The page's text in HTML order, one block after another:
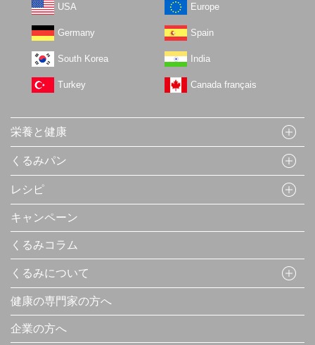
USA Europe
Germany Spain
South Korea India
Turkey Canada français
栄養と健康
くるみパン
レシピ
キャンペーン
くるみコラム
くるみについて
健康の専門家の方へ
企業の方へ